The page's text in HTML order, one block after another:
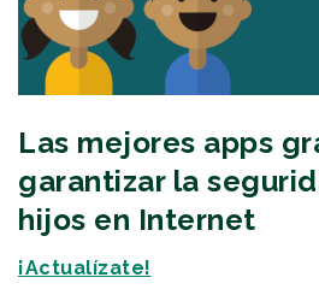
Las mejores apps
garantizar la
hijos en Internet
¡Actualízate!